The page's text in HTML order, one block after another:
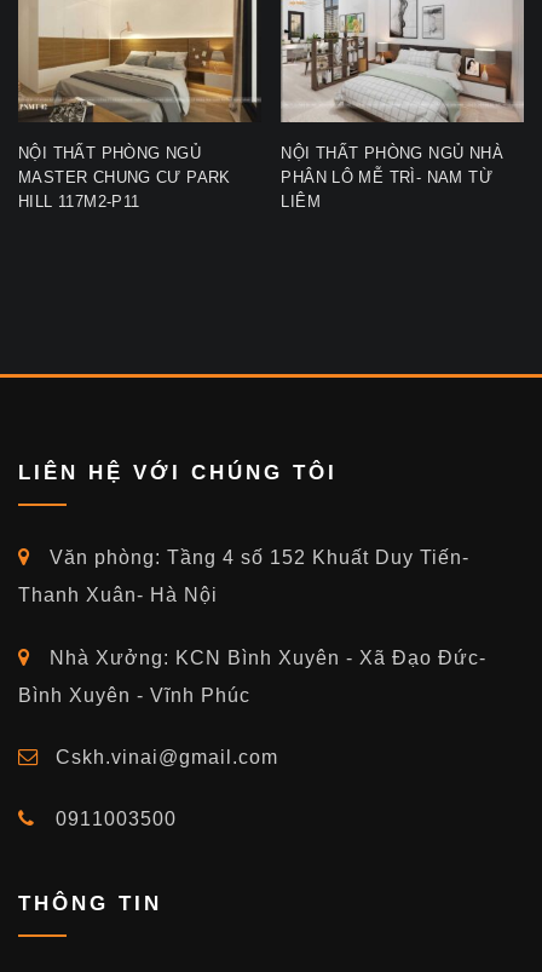
NỘI THẤT PHÒNG NGỦ
MASTER CHUNG CƯ PARK
HILL 117M2-P11
NỘI THẤT PHÒNG NGỦ NHÀ
PHÂN LÔ MỄ TRÌ- NAM TỪ
LIÊM
LIÊN HỆ VỚI CHÚNG TÔI
Văn phòng: Tầng 4 số 152 Khuất Duy Tiến-
Thanh Xuân- Hà Nội
Nhà Xưởng: KCN Bình Xuyên - Xã Đạo Đức-
Bình Xuyên - Vĩnh Phúc
Cskh.vinai@gmail.com
0911003500
THÔNG TIN